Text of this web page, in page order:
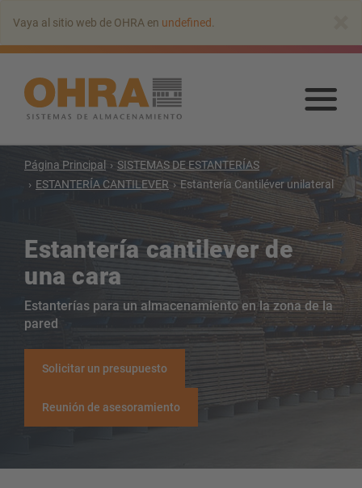
contenido
Vaya al sitio web de OHRA en undefined
Ir
Página Principal
SISTEMAS DE ESTANTERÍAS
ESTANTERÍA CANTILEVER
Estantería Cantiléver unilateral
Estantería cantilever de
una cara
Estanterías para un almacenamiento en la zona de la
pared
Solicitar un presupuesto
Reunión de asesoramiento
Estantería Cantiléver unilateral
Estantería Cantiléver bilateral
Estantería Cantiléver para cargas pesadas
Estantanterías con brazos deslizables
Estantería Cantiléver para mercancías largas
Otros tipos de estanterías Cantiléver.